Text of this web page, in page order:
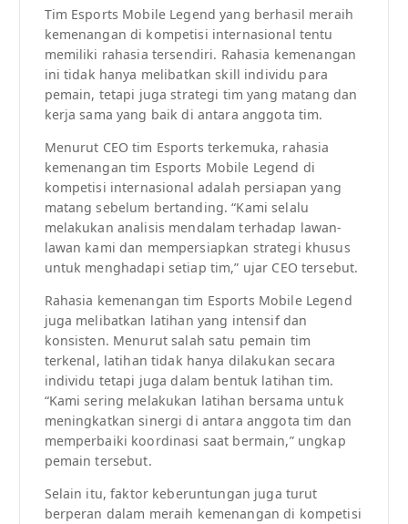
Tim Esports Mobile Legend yang berhasil meraih
kemenangan di kompetisi internasional tentu
memiliki rahasia tersendiri. Rahasia kemenangan
ini tidak hanya melibatkan skill individu para
pemain, tetapi juga strategi tim yang matang dan
kerja sama yang baik di antara anggota tim.
Menurut CEO tim Esports terkemuka, rahasia
kemenangan tim Esports Mobile Legend di
kompetisi internasional adalah persiapan yang
matang sebelum bertanding. “Kami selalu
melakukan analisis mendalam terhadap lawan-
lawan kami dan mempersiapkan strategi khusus
untuk menghadapi setiap tim,” ujar CEO tersebut.
Rahasia kemenangan tim Esports Mobile Legend
juga melibatkan latihan yang intensif dan
konsisten. Menurut salah satu pemain tim
terkenal, latihan tidak hanya dilakukan secara
individu tetapi juga dalam bentuk latihan tim.
“Kami sering melakukan latihan bersama untuk
meningkatkan sinergi di antara anggota tim dan
memperbaiki koordinasi saat bermain,” ungkap
pemain tersebut.
Selain itu, faktor keberuntungan juga turut
berperan dalam meraih kemenangan di kompetisi